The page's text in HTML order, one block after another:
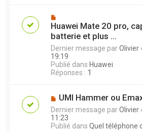
Huawei Mate 20 pro,
batterie et plus ...
Dernier message parOlivier
19:19
Publié dans Huawei
Réponses : 1
UMI Hammer ou
Dernier message parOlivier
11:23
Publié dans Quel téléphone